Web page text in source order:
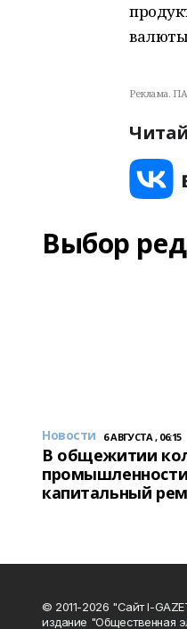
Реклама.
Выбор
Новости 6 АВГУСТА , 06:15
В общежитии
капитальный
© 2011-2026 "Сайт I-
издание "Общественная